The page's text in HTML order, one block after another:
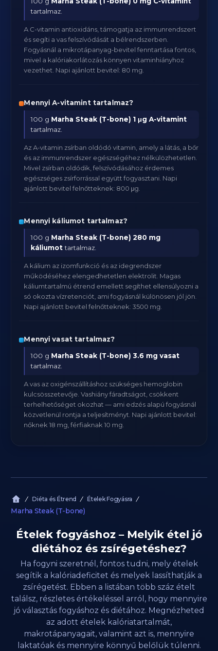
tartalmaz.
A C-vitamin antioxidáns, támogatja az immunrendszert
és segíti a vas felszívódását a bélrendszerben.
Fogyásnál a mikrotápanyag-bevitel fenntartása fontos,
mivel a kalóriakorlátozás könnyen vitaminhiányhoz
vezethet. Napi ajánlott bevitel: 80 mg.
Mennyi A-vitamint tartalmaz?
100 g Marha Steak (T-bone) 1 μg A-vitamint
tartalmaz.
Az A-vitamin zsírban oldódó vitamin, amely a látás, a bőr
és az immunrendszer egészségéhez nélkülözhetetlen.
Mivel zsírban oldódik, felszívódásához érdemes
egészséges zsírforrással együtt fogyasztani. Napi
ajánlott bevitel felnőtteknek: 800 μg.
Mennyi káliumot tartalmaz?
100 g Marha Steak (T-bone) 280 mg
káliumottartalmaz.
A kálium az izomfunkció és az idegrendszer
működéséhez elengedhetetlen elektrolit. Magas
káliumtartalmú étrend emellett segíthet ellensúlyozni a
só okozta vízretenciót, ami fogyásnál különösen jól jön.
Napi ajánlott bevitel felnőtteknek: 3500 mg.
Mennyi vasat tartalmaz?
100 g Marha Steak (T-bone) 3.6 mg vasat
tartalmaz.
A vas az oxigénszállításhoz szükséges hemoglobin
kulcsösszetevője. Vashiány fáradtságot, csökkent
terhelhetőséget okozhat — ami edzés alapú fogyásnál
közvetlenül rontja a teljesítményt. Napi ajánlott bevitel:
nőknek 18 mg, férfiaknak 10 mg.
Diéta és Étrend Ételek Fogyásra
Marha Steak (T-bone)
Ételek fogyáshoz – Melyik étel jó
diétához és zsírégetéshez?
Ha fogyni szeretnél, fontos tudni, mely ételek
segítik a kalóriadeficitet és melyek lassíthatják a
zsírégetést. Ebben a listában több száz ételt
találsz, részletes értékeléssel arról, hogy mennyire
jó választás fogyáshoz és diétához. Megnézheted
az adott ételek kalóriatartalmát,
makrotápanyagait, valamint azt is, mennyire
laktatóak és mennyire könnyű belőlük túlenni.